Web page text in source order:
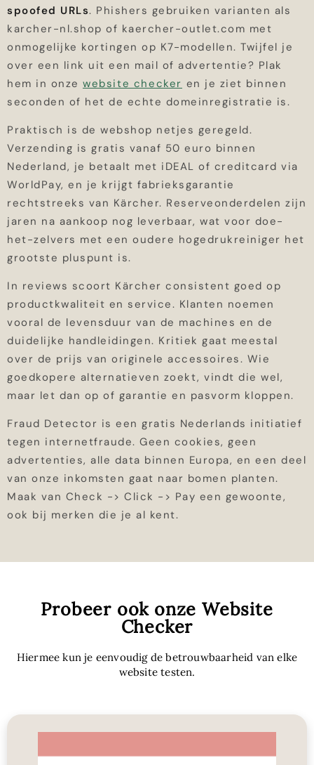
spoofed URLs. Phishers gebruiken varianten als
karcher-nl.shop of kaercher-outlet.com met
onmogelijke kortingen op K7-modellen. Twijfel je
over een link uit een mail of advertentie? Plak
hem in onze website checker en je ziet binnen
seconden of het de echte domeinregistratie is.
Praktisch is de webshop netjes geregeld.
Verzending is gratis vanaf 50 euro binnen
Nederland, je betaalt met iDEAL of creditcard via
WorldPay, en je krijgt fabrieksgarantie
rechtstreeks van Kärcher. Reserveonderdelen zijn
jaren na aankoop nog leverbaar, wat voor doe-
het-zelvers met een oudere hogedrukreiniger het
grootste pluspunt is.
In reviews scoort Kärcher consistent goed op
productkwaliteit en service. Klanten noemen
vooral de levensduur van de machines en de
duidelijke handleidingen. Kritiek gaat meestal
over de prijs van originele accessoires. Wie
goedkopere alternatieven zoekt, vindt die wel,
maar let dan op of garantie en pasvorm kloppen.
Fraud Detector is een gratis Nederlands initiatief
tegen internetfraude. Geen cookies, geen
advertenties, alle data binnen Europa, en een deel
van onze inkomsten gaat naar bomen planten.
Maak van Check -> Click -> Pay een gewoonte,
ook bij merken die je al kent.
Probeer ook onze Website
Checker
Hiermee kun je eenvoudig de betrouwbaarheid van elke
website testen.